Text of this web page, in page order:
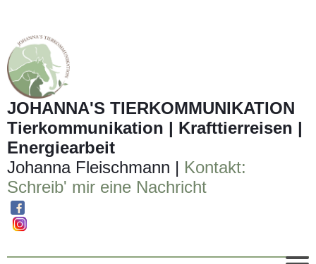
JOHANNA'S TIERKOMMUNIKATION
Tierkommunikation | Krafttierreisen |
Energiearbeit
Johanna Fleischmann | Kontakt:
Schreib' mir eine Nachricht